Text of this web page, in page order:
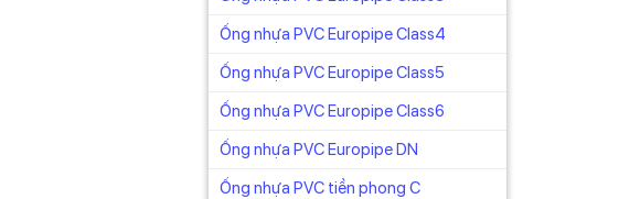
Ống nhựa PVC Europipe Class4
Ống nhựa PVC Europipe Class5
Ống nhựa PVC Europipe Class6
Ống nhựa PVC Europipe DN
Ống nhựa PVC tiền phong C